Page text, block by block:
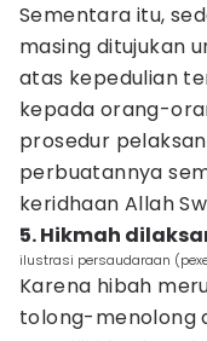
Sementara itu,
masing ditujukan
atas kepedulian
kepada orang-
prosedur
perbuatannya
keridhaan Allah
5. Hikmah
ilustrasi persaudaraan
Karena hibah
tolong-menolong